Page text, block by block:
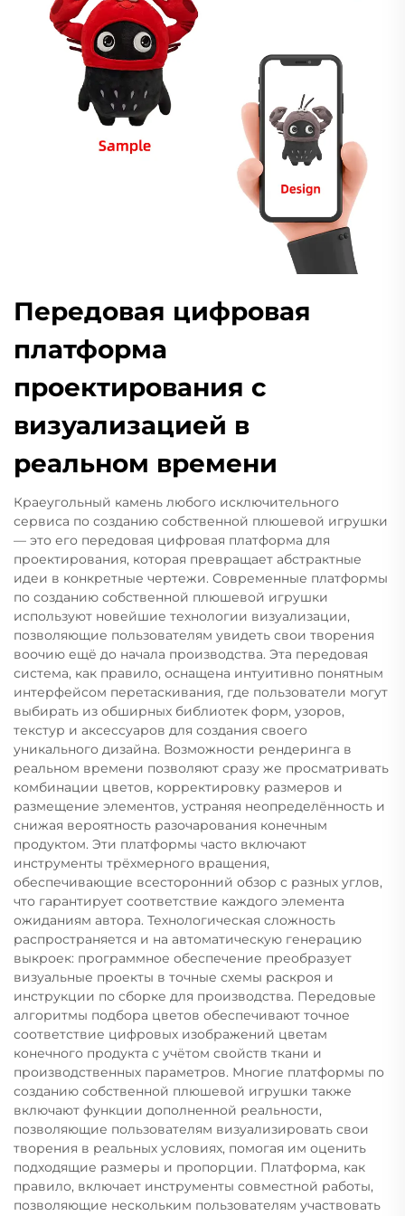
Передовая цифровая
платформа
проектирования с
визуализацией в
реальном времени
Краеугольный камень любого исключительного
сервиса по созданию собственной плюшевой игрушки
— это его передовая цифровая платформа для
проектирования, которая превращает абстрактные
идеи в конкретные чертежи. Современные платформы
по созданию собственной плюшевой игрушки
используют новейшие технологии визуализации,
позволяющие пользователям увидеть свои творения
воочию ещё до начала производства. Эта передовая
система, как правило, оснащена интуитивно понятным
интерфейсом перетаскивания, где пользователи могут
выбирать из обширных библиотек форм, узоров,
текстур и аксессуаров для создания своего
уникального дизайна. Возможности рендеринга в
реальном времени позволяют сразу же просматривать
комбинации цветов, корректировку размеров и
размещение элементов, устраняя неопределённость и
снижая вероятность разочарования конечным
продуктом. Эти платформы часто включают
инструменты трёхмерного вращения,
обеспечивающие всесторонний обзор с разных углов,
что гарантирует соответствие каждого элемента
ожиданиям автора. Технологическая сложность
распространяется и на автоматическую генерацию
выкроек: программное обеспечение преобразует
визуальные проекты в точные схемы раскроя и
инструкции по сборке для производства. Передовые
алгоритмы подбора цветов обеспечивают точное
соответствие цифровых изображений цветам
конечного продукта с учётом свойств ткани и
производственных параметров. Многие платформы по
созданию собственной плюшевой игрушки также
включают функции дополненной реальности,
позволяющие пользователям визуализировать свои
творения в реальных условиях, помогая им оценить
подходящие размеры и пропорции. Платформа, как
правило, включает инструменты совместной работы,
позволяющие нескольким пользователям участвовать